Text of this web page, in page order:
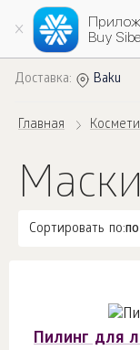
Buy
Доставка: Baku
Главная
Сортировать по:
Пилинг для